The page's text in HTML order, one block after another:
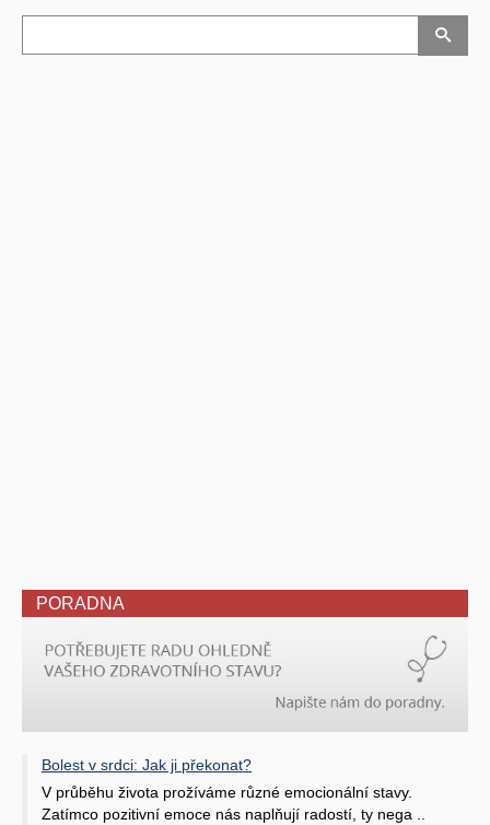
PORADNA
Bolest v srdci: Jak ji překonat?
V průběhu života prožíváme různé emocionální stavy.
Zatímco pozitivní emoce nás naplňují radostí, ty nega ..